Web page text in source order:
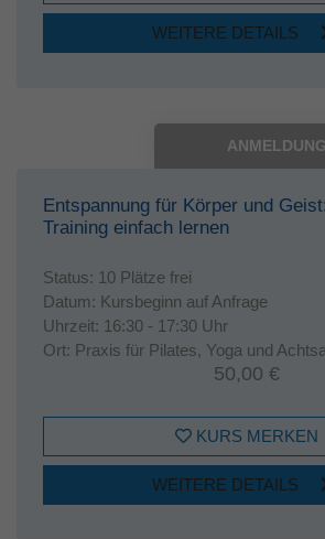
WEITERE DETAILS
Entspannung für Körper und
Training einfach lernen
Status: 10 Plätze frei
Datum: Kursbeginn auf Anfrage
Uhrzeit: 16:30 - 17:30 Uhr
Ort: Praxis für Pilates, Yoga und
50,00 €
KURS MERKEN
WEITERE DETAILS